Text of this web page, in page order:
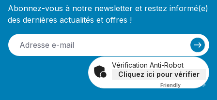
Abonnez-vous à notre newsletter et restez informé(e)
des dernières actualités et offres !
Vérification Anti-Robot
Cliquez ici pour vérifier
Friendly Captcha ⇗